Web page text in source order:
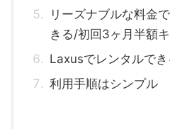
リーズナブルな料金
きる/初回3ヶ月半額
Laxusでレンタルで
利用手順はシンプル